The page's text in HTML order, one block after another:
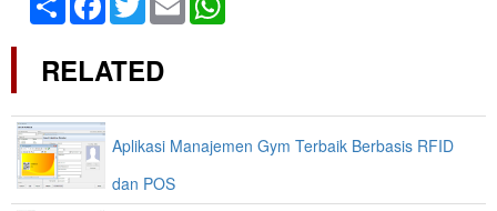
RELATED
Aplikasi Manajemen Gym Terbaik Berbasis RFID
dan POS